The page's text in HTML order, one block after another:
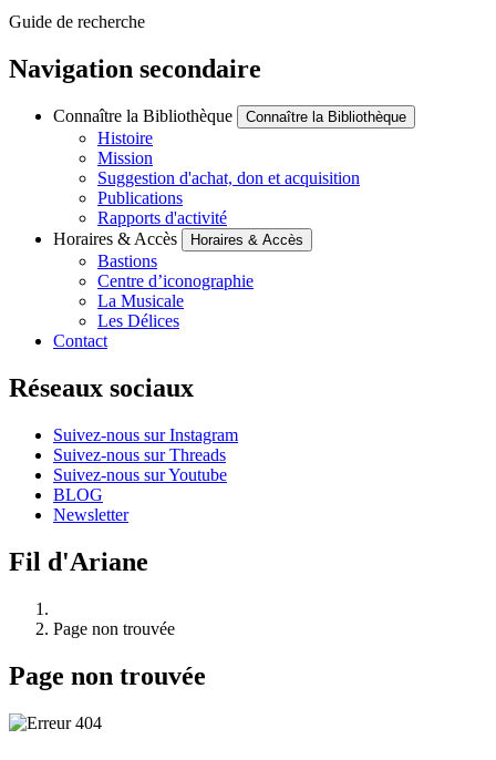
Guide de recherche
Navigation secondaire
Connaître la Bibliothèque Connaître la Bibliothèque
Histoire
Mission
Suggestion d'achat, don et acquisition
Publications
Rapports d'activité
Horaires & Accès
Horaires & Accès
Bastions
Centre d’iconographie
La Musicale
Les Délices
Contact
Réseaux sociaux
Suivez-nous sur Instagram
Suivez-nous sur Threads
Suivez-nous sur Youtube
BLOG
Newsletter
Fil d'Ariane
Page non trouvée
Page non trouvée